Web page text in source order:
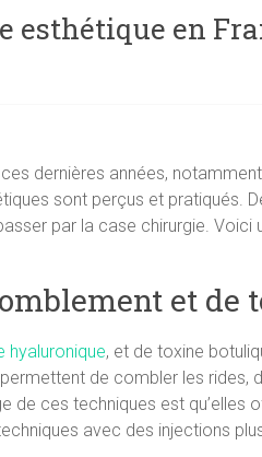
esthétique en
dernières années,
sont perçus et pratiqués.
par la case chirurgie.
et de
hyaluronique, et de toxine
de combler les
de ces techniques est
avec des injections